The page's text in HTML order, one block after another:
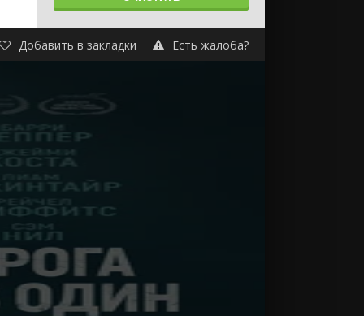
Добавить в закладки Есть жалоба?